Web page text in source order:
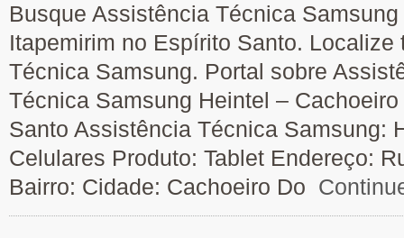
Busque Assistência Técnica
Itapemirim no Espírito Santo.
Técnica Samsung. Portal sobre
Técnica Samsung Heintel –
Santo Assistência Técnica Samsung:
Celulares Produto: Tablet Endereço:
Bairro: Cidade: Cachoeiro Do